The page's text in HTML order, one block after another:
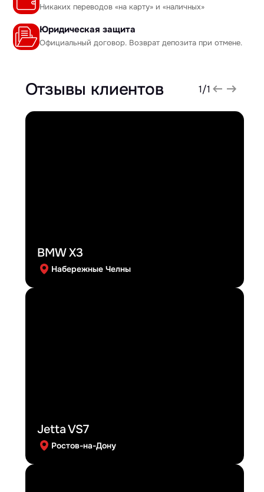
Никаких переводов «на карту» и «наличных»
Юридическая защита
Официальный договор. Возврат депозита при отмене.
Отзывы клиентов 1/1
BMW X3
Набережные Челны
Jetta VS7
Ростов-на-Дону